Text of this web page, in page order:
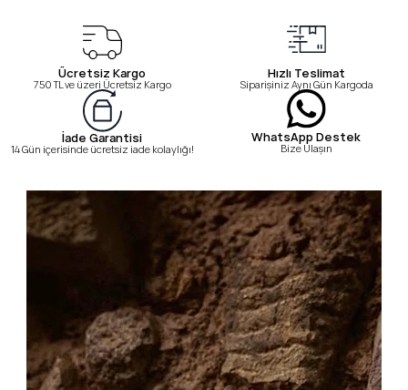
Ücretsiz Kargo
750 TL ve üzeri Ücretsiz Kargo
Hızlı Teslimat
Siparişiniz Aynı Gün Kargoda
İade Garantisi
14 Gün içerisinde ücretsiz iade kolaylığı!
WhatsApp Destek
Bize Ulaşın